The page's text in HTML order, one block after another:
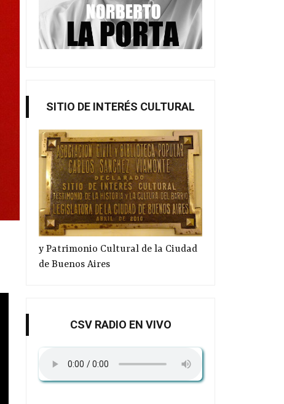
SITIO DE INTERÉS CULTURAL
y Patrimonio Cultural de la Ciudad
de Buenos Aires
CSV RADIO EN VIVO